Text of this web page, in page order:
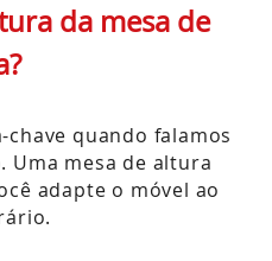
da mesa de
chave quando falamos
mesa de altura
adapte o móvel ao